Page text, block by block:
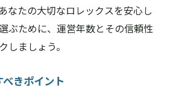
の整理
を整備する
の取引事例
なたの大切なロレックスを安心し
ぶために、運営年数とその信頼性
しましょう。
きポイント